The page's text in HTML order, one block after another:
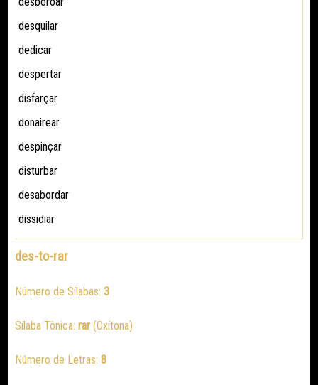
desquilar
dedicar
despertar
disfarçar
donairear
despinçar
disturbar
desabordar
dissidiar
des-to-rar
Número de Sílabas:3
Sílaba Tônica:rar (Oxítona)
Número de Letras:8